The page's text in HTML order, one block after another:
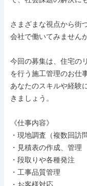
さまざまな視点から街
会社で働いてみません
今回の募集は、住宅の
を行う施工管理のお仕事
あなたのスキルや経験
きましょう。
《仕事内容》
・現地調査（複数回訪
・見積表の作成、管理
・段取りや各種発注
・工事品質管理